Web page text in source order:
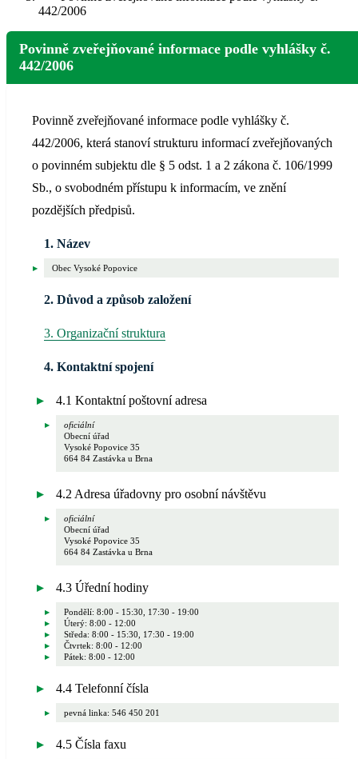
442/2006
Povinně zveřejňované informace podle vyhlášky č.
442/2006
Povinně zveřejňované informace podle vyhlášky č.
442/2006, která stanoví strukturu informací zveřejňovaných
o povinném subjektu dle § 5 odst. 1 a 2 zákona č. 106/1999
Sb., o svobodném přístupu k informacím, ve znění
pozdějších předpisů.
1. Název
Obec Vysoké Popovice
2. Důvod a způsob založení
3. Organizační struktura
4. Kontaktní spojení
4.1 Kontaktní poštovní adresa
oficiální
Obecní úřad
Vysoké Popovice 35
664 84 Zastávka u Brna
4.2 Adresa úřadovny pro osobní návštěvu
oficiální
Obecní úřad
Vysoké Popovice 35
664 84 Zastávka u Brna
4.3 Úřední hodiny
Pondělí: 8:00 - 15:30, 17:30 - 19:00
Úterý: 8:00 - 12:00
Středa: 8:00 - 15:30, 17:30 - 19:00
Čtvrtek: 8:00 - 12:00
Pátek: 8:00 - 12:00
4.4 Telefonní čísla
pevná linka: 546 450 201
4.5 Čísla faxu